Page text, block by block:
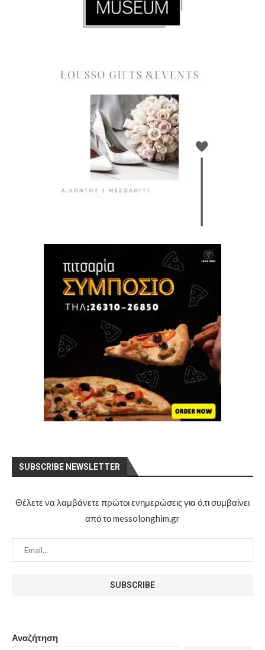
Αναζήτηση
SUBSCRIBE NEWSLETTER
Θέλετε να λαμβάνετε πρώτοι ενημερώσεις για ό,τι συμβαίνει
από το messolonghim.gr